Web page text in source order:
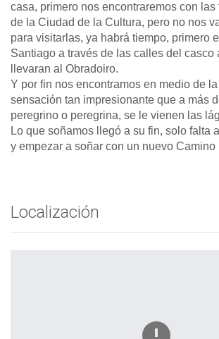
casa, primero nos encontraremos con
de la Ciudad de la Cultura, pero no nos
para visitarlas, ya habrá tiempo, primero
Santiago a través de las calles del casco
llevaran al Obradoiro.
Y por fin nos encontramos en medio de
sensación tan impresionante que a más
peregrino o peregrina, se le vienen las
Lo que soñamos llegó a su fin, solo falta
y empezar a soñar con un nuevo Camino
Localización